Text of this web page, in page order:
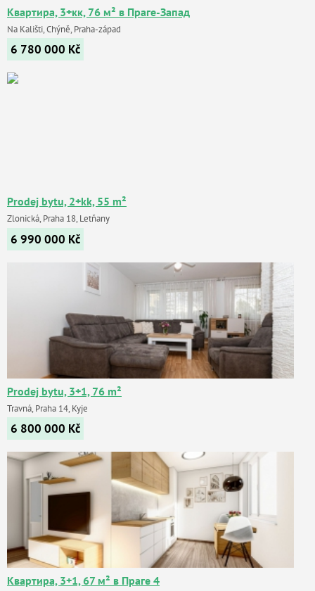
Квартира, 3+кк, 76 м² в Праге-Запад
Na Kališti, Chýně, Praha-západ
6 780 000 Kč
Prodej bytu, 2+kk, 55 m²
Zlonická, Praha 18, Letňany
6 990 000 Kč
Prodej bytu, 3+1, 76 m²
Travná, Praha 14, Kyje
6 800 000 Kč
Квартира, 3+1, 67 м² в Праге 4